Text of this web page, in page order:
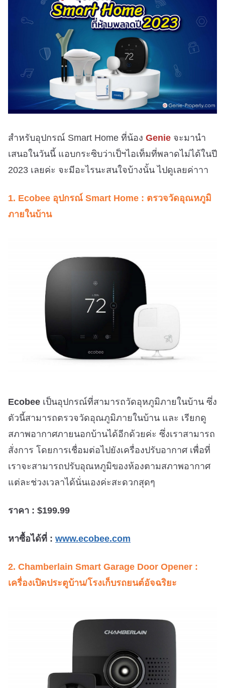
สำหรับอุปกรณ์ Smart Home ที่น้อง Genie จะมานำ
เสนอในวันนี้ แอบกระซิบว่าเป็ฯไอเท็มที่พลาดไม่ได้ในปี
2023 เลยค่ะ จะมีอะไรนะสนใจบ้างนั้น ไปดูเลยค่าาา
1. Ecobee อุปกรณ์ Smart Home : ตรวจวัดอุณหภูมิ
ภายในบ้าน
Ecobee เป็นอุปกรณ์ที่สามารถวัดอุหภูมิภายในบ้าน ซึ่ง
ตัวนี้สามารถตรวจวัดอุณภูมิภายในบ้าน และ เรียกดู
สภาพอากาศภายนอกบ้านได้อีกด้วยค่ะ ซึ่งเราสามารถ
สั่งการ โดยการเชื่อมต่อไปยังเครื่องปรับอากาศ เพื่อที่
เราจะสามารถปรับอุณหภูมิของห้องตามสภาพอากาศ
แต่ละช่วงเวลาได้นั่นเองค่ะสะดวกสุดๆ
ราคา : $199.99
หาซื้อได้ที่ : www.ecobee.com
2. Chamberlain Smart Garage Door Opener :
เครื่องเปิดประตูบ้าน/โรงเก็บรถยนต์อัจฉริยะ